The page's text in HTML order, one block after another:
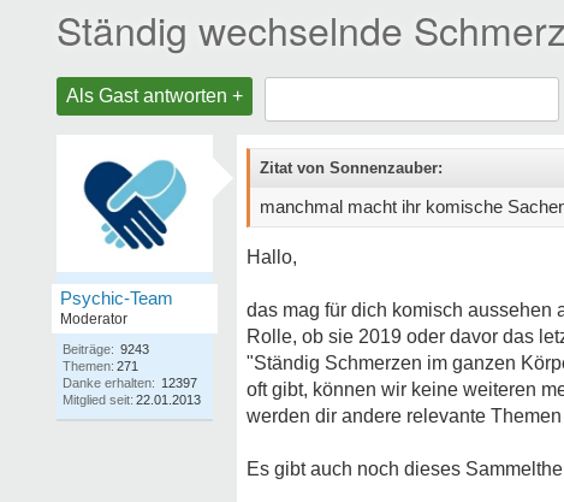
Ständig wechselnde
Als Gast antworten +
Psychic-Team
Moderator
Beiträge: 9243
Themen: 271
Danke erhalten: 12397
Mitglied seit: 22.01.2013
Zitat von Sonnenzauber:
manchmal macht ihr komische
Hallo,
das mag für dich komisch aussehen
Rolle, ob sie 2019 oder davor das
"Ständig Schmerzen im ganzen
oft gibt, können wir keine weiteren
werden dir andere relevante
Es gibt auch noch dieses